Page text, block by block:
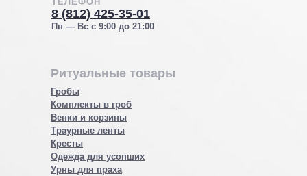
Ритуальные товары
Гробы
Комплекты в гроб
Венки и корзины
Траурные ленты
Кресты
Одежда для усопших
Урны для праха
8 (812) 425-35-01
Пн — Вс с 9:00 до 21:00